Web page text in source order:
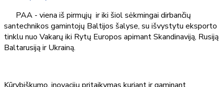
PAA - viena iš pirmųjų ir iki šiol sėkmingai dirbančių
santechnikos gamintojų Baltijos šalyse, su išvystytu eksporto
tinklu nuo Vakarų iki Rytų Europos apimant Skandinaviją, Rusiją
Baltarusiją ir Ukrainą.